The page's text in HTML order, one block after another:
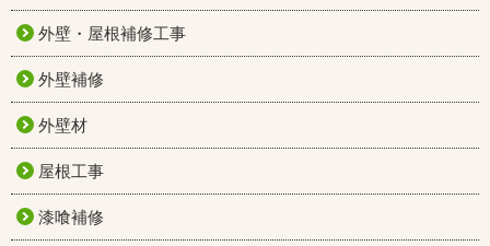
外壁・屋根補修工事
外壁補修
外壁材
屋根工事
漆喰補修